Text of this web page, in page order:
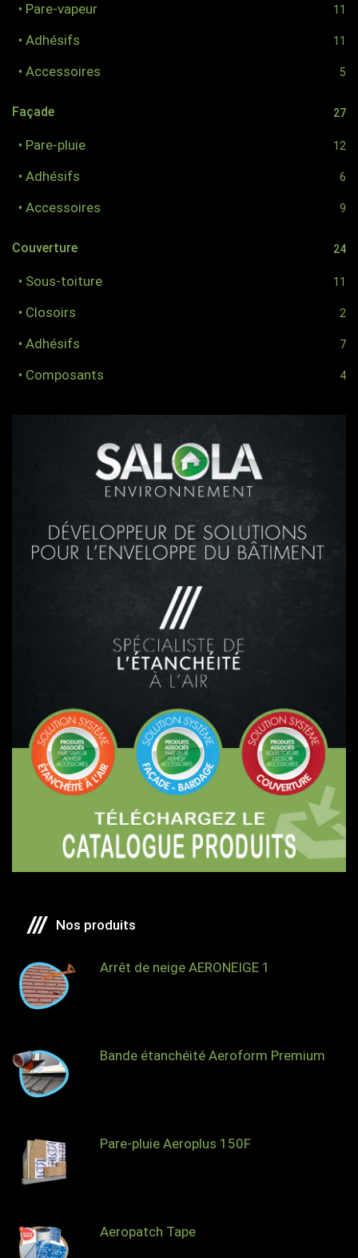
• Pare-vapeur 11
• Adhésifs 11
• Accessoires 5
Façade 27
• Pare-pluie 12
• Adhésifs 6
• Accessoires 9
Couverture 24
• Sous-toiture 11
• Closoirs 2
• Adhésifs 7
• Composants 4
Nos produits
Arrêt de neige AERONEIGE 1
Bande étanchéité Aeroform Premium
Pare-pluie Aeroplus 150F
Aeropatch Tape